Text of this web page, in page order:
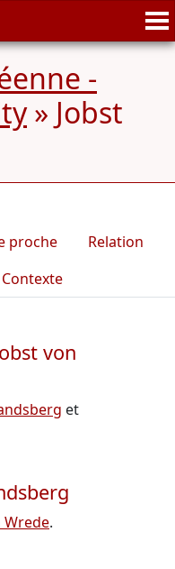
-
» Jobst
proche
Relation
Contexte
von
et
Wrede.